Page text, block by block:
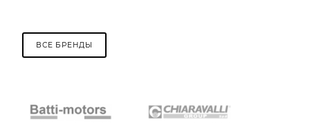
ВСЕ БРЕНДЫ